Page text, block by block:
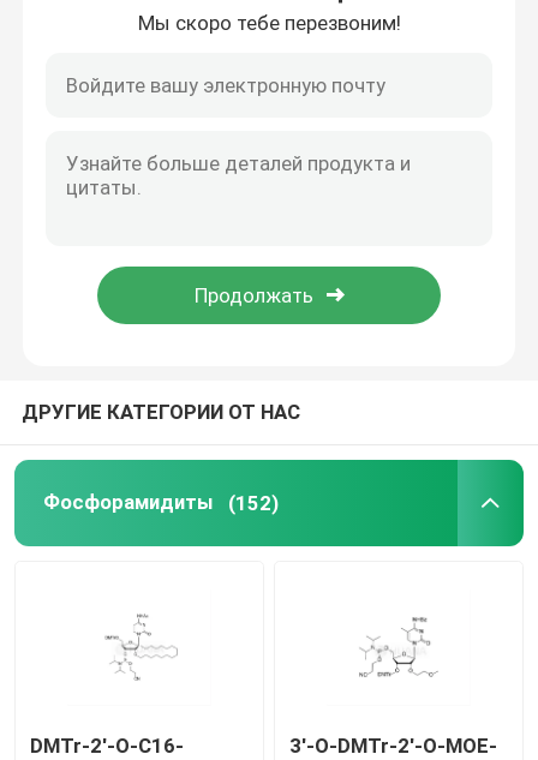
Свяжитесь мы
Реагент фосфора
Сукцинаты
Мы скоро тебе перезвоним!
ДРУГИЕ КАТЕГОРИИ ОТ НАС
Фосфорамидиты (152)
DMTr-2'-O-C16-
3'-O-DMTr-2'-O-MOE-